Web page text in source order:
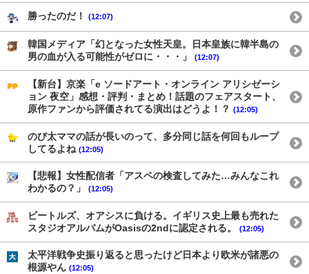
勝ったのだ！ (12:07)
韓国メディア「幻となった女性天皇。日本皇族に韓半島の
男の血が入る可能性がゼロに・・・」
(12:07)
【新台】京楽「e ソードアート・オンライン アリシゼーシ
ョン 夜空」感想・評判・まとめ！話題のフェアスタート、
原作ファンから評価されてる演出はどうよ！？ (12:05)
のび太ママの話が長いのって、多分同じ話を何回もループ
してるよね (12:05)
【悲報】女性配信者「アスペの検査してみた…みんなこれ
わかるの？」
(12:05)
ビートルズ、オアシスに負ける。イギリス史上最も売れた
スタジオアルバムがOasisの2ndに認定される。
(12:05)
太平洋戦争史振り返ると思ったけど日本より欧米が諸悪の
根源やん (12:05)